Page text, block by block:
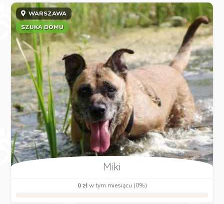
WARSZAWA
SZUKA DOMU
Miki
0 złw tym miesiącu (0%)